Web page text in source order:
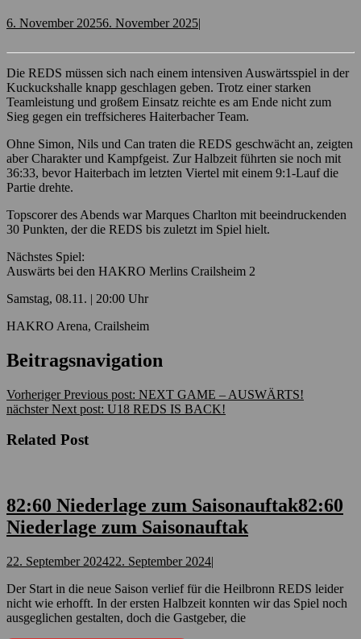
6. November 20256. November 2025|
Die REDS müssen sich nach einem intensiven Auswärtsspiel in der
Kuckuckshalle knapp geschlagen geben. Trotz einer starken
Teamleistung und großem Einsatz reichte es am Ende nicht zum
Sieg gegen ein treffsicheres Haiterbacher Team.
Ohne Simon, Nils und Can traten die REDS geschwächt an, zeigten
aber Charakter und Kampfgeist. Zur Halbzeit führten sie noch mit
36:33, bevor Haiterbach im letzten Viertel mit einem 9:1-Lauf die
Partie drehte.
Topscorer des Abends war Marques Charlton mit beeindruckenden
30 Punkten, der die REDS bis zuletzt im Spiel hielt.
Nächstes Spiel:
Auswärts bei den HAKRO Merlins Crailsheim 2
Samstag, 08.11. | 20:00 Uhr
HAKRO Arena, Crailsheim
Beitragsnavigation
Vorheriger Previous post: NEXT GAME – AUSWÄRTS!
nächster Next post: U18 REDS IS BACK!
Related Post
82:60 Niederlage zum Saisonauftak82:60
Niederlage zum Saisonauftak
22. September 202422. September 2024|
Der Start in die neue Saison verlief für die Heilbronn REDS leider
nicht wie erhofft. In der ersten Halbzeit konnten wir das Spiel noch
ausgeglichen gestalten, doch die Gastgeber, die